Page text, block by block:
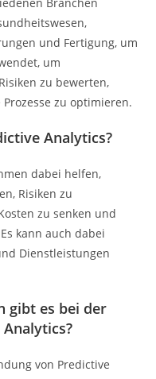
Branchen
und Fertigung, um
um
zu bewerten,
zu optimieren.
Analytics?
dabei helfen,
Risiken zu
zu senken und
kann auch dabei
Dienstleistungen
gibt es bei der
von Predictive